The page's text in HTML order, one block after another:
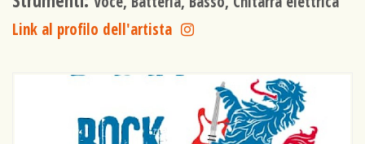
Link al profilo dell'artista